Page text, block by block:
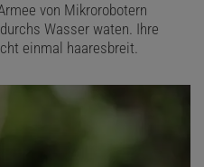
von Mikrorobotern
Wasser waten. Ihre
einmal haaresbreit.